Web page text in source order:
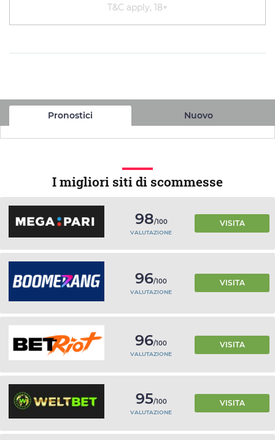
T&C apply, 18+
Pronostici Nuovo
I migliori siti di scommesse
98/100
VALUTAZIONE
VISITA
96/100
VALUTAZIONE
VISITA
96/100
VALUTAZIONE
VISITA
95/100
VALUTAZIONE
VISITA